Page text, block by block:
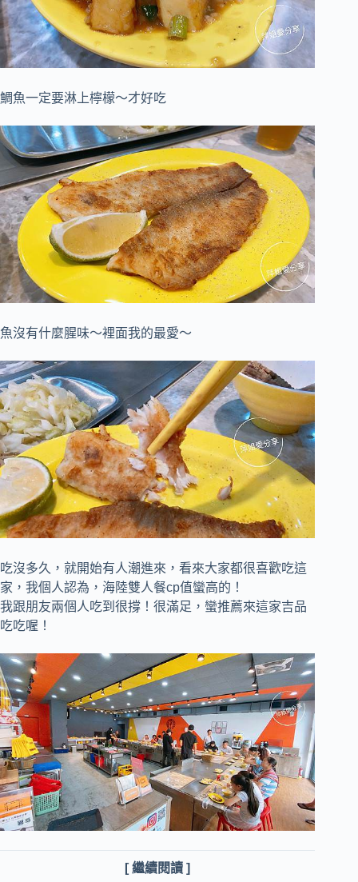
鯛魚一定要淋上檸檬～才好吃
魚沒有什麼腥味～裡面我的最愛～
吃沒多久，就開始有人潮進來， 看來大家都很喜歡吃這
家，我個人認為，海陸雙人餐cp值蠻高的！
我跟朋友兩個人吃到很撐！很滿足，蠻推薦來這家吉品
吃吃喔！
[ 繼續閱讀 ]